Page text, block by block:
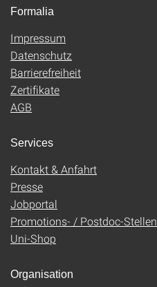
Formalia
Impressum
Datenschutz
Barrierefreiheit
Zertifikate
AGB
Services
Kontakt & Anfahrt
Presse
Jobportal
Promotions- / Postdoc-Stellen
Uni-Shop
Organisation